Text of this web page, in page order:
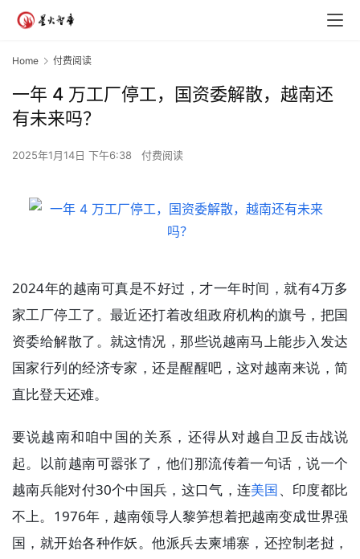
Home 付费阅读
一年 4 万工厂停工，国资委解散，越南还
有未来吗？
2025年1月14日 下午6:38 付费阅读
2024年的越南可真是不好过，才一年时间，就有4万多
家工厂停工了。最近还打着改组政府机构的旗号，把国
资委给解散了。就这情况，那些说越南马上能步入发达
国家行列的经济专家，还是醒醒吧，这对越南来说，简
直比登天还难。
要说越南和咱中国的关系，还得从对越自卫反击战说
起。以前越南可嚣张了，他们那流传着一句话，说一个
越南兵能对付30个中国兵，这口气，连美国、印度都比
不上。1976年，越南领导人黎笋想着把越南变成世界强
国，就开始各种作妖。他派兵去柬埔寨，还控制老挝，